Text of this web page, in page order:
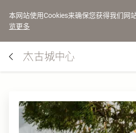
本网站使用Cookies来确保您获得我们网
览更多